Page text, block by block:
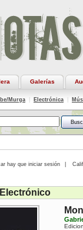
Galerías
Murga Electrónica
hay que iniciar sesión